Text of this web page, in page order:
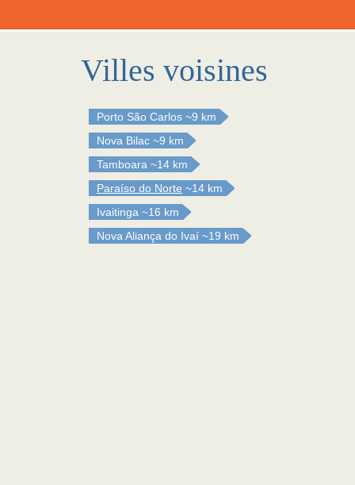
Villes voisines
Porto São Carlos ~9 km
Nova Bilac ~9 km
Tamboara ~14 km
Paraíso do Norte ~14 km
Ivaitinga ~16 km
Nova Aliança do Ivaí ~19 km